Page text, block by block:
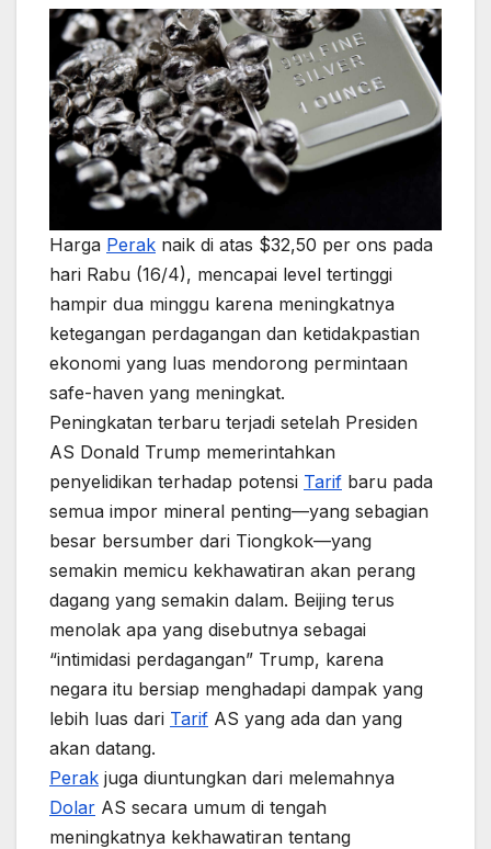
Harga Perak naik di atas $32,50 per ons pada
hari Rabu (16/4), mencapai level tertinggi
hampir dua minggu karena meningkatnya
ketegangan perdagangan dan ketidakpastian
ekonomi yang luas mendorong permintaan
safe-haven yang meningkat.
Peningkatan terbaru terjadi setelah Presiden
AS Donald Trump memerintahkan
penyelidikan terhadap potensi Tarif baru pada
semua impor mineral penting—yang sebagian
besar bersumber dari Tiongkok—yang
semakin memicu kekhawatiran akan perang
dagang yang semakin dalam. Beijing terus
menolak apa yang disebutnya sebagai
“intimidasi perdagangan” Trump, karena
negara itu bersiap menghadapi dampak yang
lebih luas dari Tarif AS yang ada dan yang
akan datang.
Perak juga diuntungkan dari melemahnya
Dolar AS secara umum di tengah
meningkatnya kekhawatiran tentang